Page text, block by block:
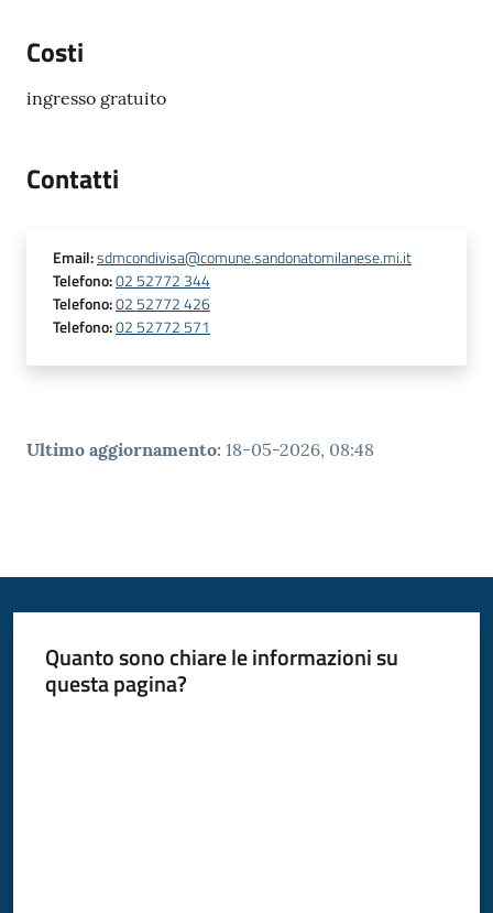
Costi
ingresso gratuito
Contatti
Email:sdmcondivisa@comune.sandonatomilanese.mi.it
Telefono:02 52772 344
Telefono:02 52772 426
Telefono:02 52772 571
Ultimo aggiornamento: 18-05-2026, 08:48
Quanto sono chiare le informazioni su
questa pagina?